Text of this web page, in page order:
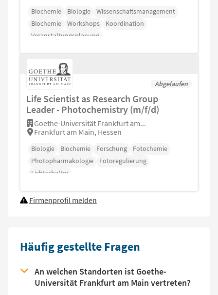
Biochemie Biologie
Wissenschaftsmanagement
Biochemie
Workshops
Koordination
Veranstaltungsplanung
Abgelaufen
Life Scientist as Research Group
Leader - Photochemistry (m/f/d)
Goethe-Universität Frankfurt am...
Frankfurt am Main, Hessen
Biologie Biochemie Forschung
Fotochemie
Photopharmakologie
Fotoregulierung
Lichtschalter
Firmenprofil melden
Häufig gestellte Fragen
An welchen Standorten ist Goethe-
Universität Frankfurt am Main vertreten?